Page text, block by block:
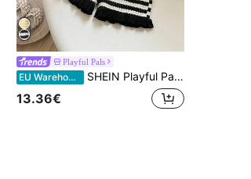
Playful Pals
EU Warehouse SHEIN Playful Pals 2-delige baby meisje zwart-wit gestreepte zomer schattige familie matching outfit chique gebreide gehaakte tanktop met strik & ruche zoom short set
13.36€